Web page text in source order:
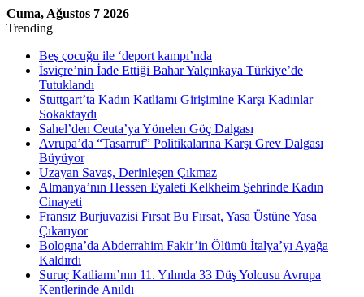
Cuma, Ağustos 7 2026
Trending
Beş çocuğu ile ‘deport kampı’nda
İsviçre’nin İade Ettiği Bahar Yalçınkaya Türkiye’de
Tutuklandı
Stuttgart’ta Kadın Katliamı Girişimine Karşı Kadınlar
Sokaktaydı
Sahel’den Ceuta’ya Yönelen Göç Dalgası
Avrupa’da “Tasarruf” Politikalarına Karşı Grev Dalgası
Büyüyor
Uzayan Savaş, Derinleşen Çıkmaz
Almanya’nın Hessen Eyaleti Kelkheim Şehrinde Kadın
Cinayeti
Fransız Burjuvazisi Fırsat Bu Fırsat, Yasa Üstüne Yasa
Çıkarıyor
Bologna’da Abderrahim Fakir’in Ölümü İtalya’yı Ayağa
Kaldırdı
Suruç Katliamı’nın 11. Yılında 33 Düş Yolcusu Avrupa
Kentlerinde Anıldı